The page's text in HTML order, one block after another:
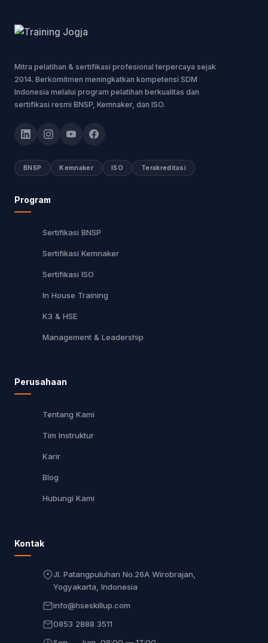
Mitra pelatihan & sertifikasi profesional terpercaya sejak
2014. Berkomitmen meningkatkan kompetensi SDM
Indonesia melalui program pelatihan berkualitas dan
sertifikasi resmi BNSP, Kemnaker, dan ISO.
BNSP Kemnaker ISO Terakreditasi
Program
Sertifikasi BNSP
Sertifikasi Kemnaker
Sertifikasi ISO
In House Training
K3 & HSE
Management & Leadership
Perusahaan
Tentang Kami
Tim Instruktur
Karir
Blog
Hubungi Kami
Kontak
Jl. Patangpuluhan No.26A Wirobrajan,
Yogyakarta, Indonesia
info@hseskillup.com
0853 2888 3511